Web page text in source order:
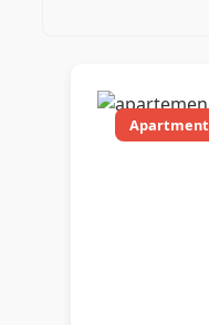
Apartment